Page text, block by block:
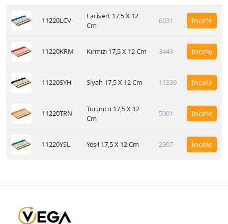
11220LCV
Lacivert 17,5 X 12
Cm
6031 İncele
11220KRM Kırmızı 17,5 X 12 Cm 3443 İncele
11220SYH Siyah 17,5 X 12 Cm 11339 İncele
11220TRN
Turuncu 17,5 X 12
Cm
5001 İncele
11220YSL Yeşil 17,5 X 12 Cm 2907 İncele